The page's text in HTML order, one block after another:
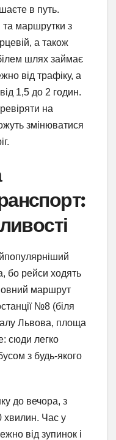
в путь.
та маршрутки з
а також
шлях займає
від трафіку, а
1,5 до 2 годин.
на
змінюватися
бо рейси ходять
маршрут
№8 (біля
Львова, площа
сюди легко
з будь-якого
до вечора, з
хвилин. Час у
від зупинок і